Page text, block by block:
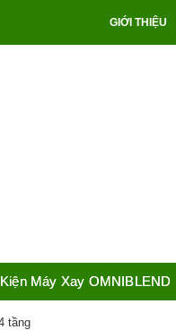
GIỚI THIỆU
Máy Xay OMNIBLEND
tầng